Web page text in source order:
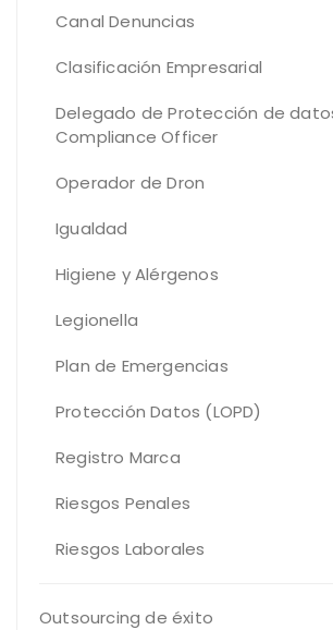
Canal Denuncias
Clasificación Empresarial
Delegado de Protección de
Compliance Officer
Operador de Dron
Igualdad
Higiene y Alérgenos
Legionella
Plan de Emergencias
Protección Datos (LOPD)
Registro Marca
Riesgos Penales
Riesgos Laborales
Outsourcing de éxito